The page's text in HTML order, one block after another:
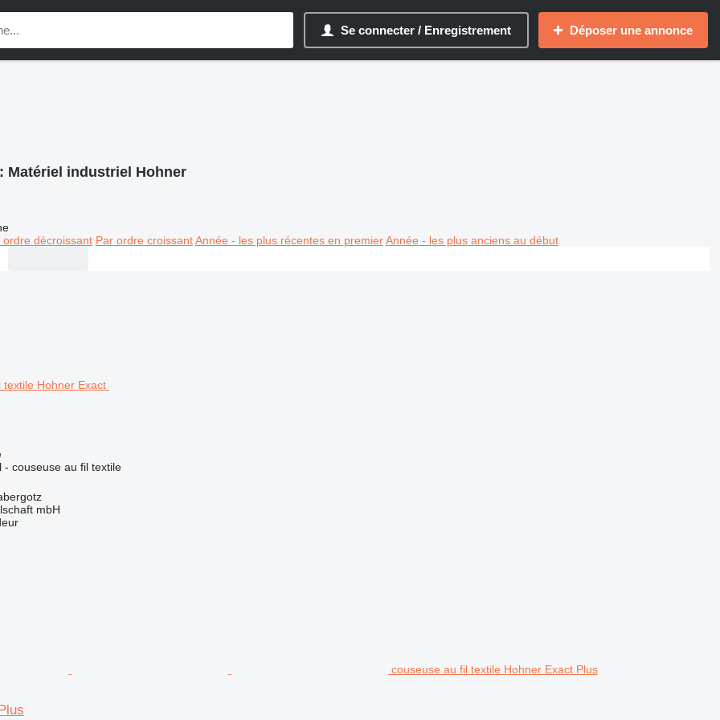
Se connecter / Enregistrement Déposer une annonce
Matériel industriel Hohner
ordre décroissant Par ordre croissant Année - les plus récentes en premier Année - les plus anciens au début
- couseuse au fil textile
mbH
couseuse au fil textile Hohner Exact Plus